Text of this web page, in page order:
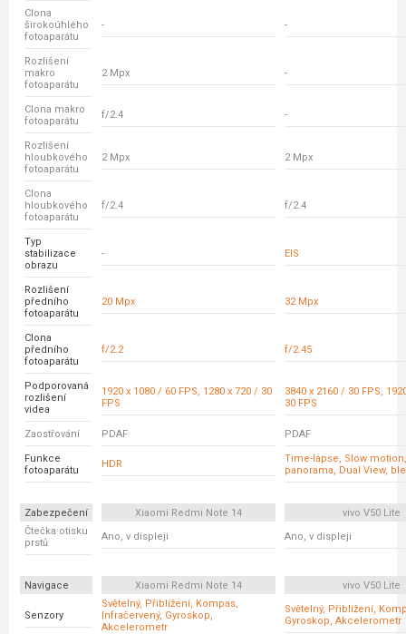
Clona
širokoúhlého
fotoaparátu
- -
Rozlišení
makro
fotoaparátu
2 Mpx -
Clona makro
fotoaparátu
f/2.4 -
Rozlišení
hloubkového
fotoaparátu
2 Mpx 2 Mpx
Clona
hloubkového
fotoaparátu
f/2.4 f/2.4
Typ
stabilizace
obrazu
- EIS
Rozlišení
předního
fotoaparátu
20 Mpx 32 Mpx
Clona
předního
fotoaparátu
f/2.2 f/2.45
Podporovaná
rozlišení
videa
1920 x 1080 / 60 FPS, 1280 x 720 / 30
FPS
3840 x 2160 / 30 FPS,
30 FPS
Zaostřování PDAF PDAF
Funkce
fotoaparátu
HDR
Time-lapse, Slow
panorama, Dual View,
Zabezpečení Xiaomi Redmi Note 14
vivo V50 Lite
Čtečka otisku
prstů
Ano, v displeji Ano, v displeji
Navigace Xiaomi Redmi Note 14 vivo V50 Lite
Senzory
Světelný, Přiblížení, Kompas,
Infračervený, Gyroskop,
Akcelerometr
Světelný, Přiblížení,
Gyroskop, Akcelerometr